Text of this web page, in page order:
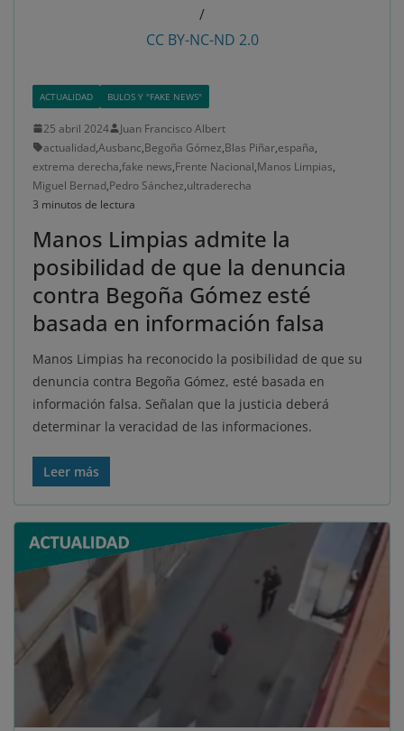
/
CC BY-NC-ND 2.0
ACTUALIDAD BULOS Y "FAKE NEWS"
25 abril 2024
Juan Francisco Albert
actualidad,Ausbanc,Begoña Gómez,Blas Piñar,españa,
extrema derecha,fake news,Frente Nacional,Manos Limpias,
Miguel Bernad,Pedro Sánchez,ultraderecha
3 minutos de lectura
Manos Limpias admite la
posibilidad de que la denuncia
contra Begoña Gómez esté
basada en información falsa
Manos Limpias ha reconocido la posibilidad de que su
denuncia contra Begoña Gómez, esté basada en
información falsa. Señalan que la justicia deberá
determinar la veracidad de las informaciones.
Leer más